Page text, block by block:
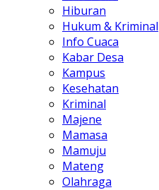
Hiburan
Hukum & Kriminal
Info Cuaca
Kabar Desa
Kampus
Kesehatan
Kriminal
Majene
Mamasa
Mamuju
Mateng
Olahraga